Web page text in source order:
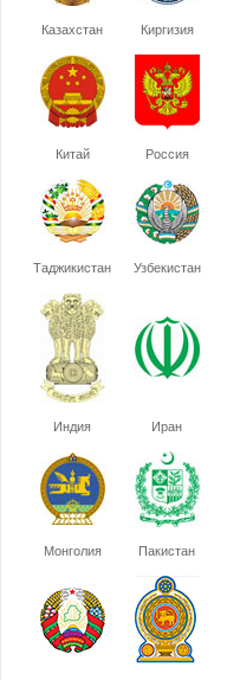
Казахстан Киргизия
Китай Россия
Таджикистан Узбекистан
Индия Иран
Монголия Пакистан